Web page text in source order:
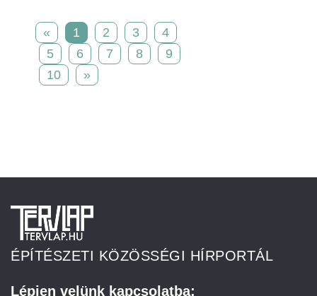
« 1 2 3
4
5
6 7 8
9
10
»
ÉPÍTÉSZETI KÖZÖSSÉGI HÍRPORTÁL
Lépjen velünk kapcsolatba: